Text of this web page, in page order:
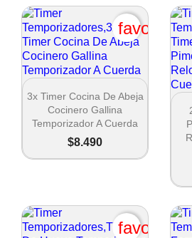
 Vista rápida
3x Timer Cocina De Abeja
Cocinero Gallina
Temporizador A Cuerda
$8.490